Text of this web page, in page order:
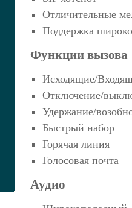
Отличительные
Поддержка
Функции вызова
Исходящие/
Отключение/
Удержание/
Быстрый набор
Горячая линия
Голосовая почта
Аудио